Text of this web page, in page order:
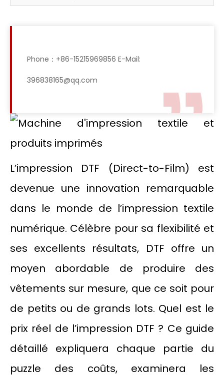
Phone：+86-15215969856 E-Mail:
396838165@qq.com
L’impression DTF (Direct-to-Film) est
devenue une innovation remarquable
dans le monde de l’impression textile
numérique. Célèbre pour sa flexibilité et
ses excellents résultats, DTF offre un
moyen abordable de produire des
vêtements sur mesure, que ce soit pour
de petits ou de grands lots. Quel est le
prix réel de l’impression DTF ? Ce guide
détaillé expliquera chaque partie du
puzzle des coûts, examinera les